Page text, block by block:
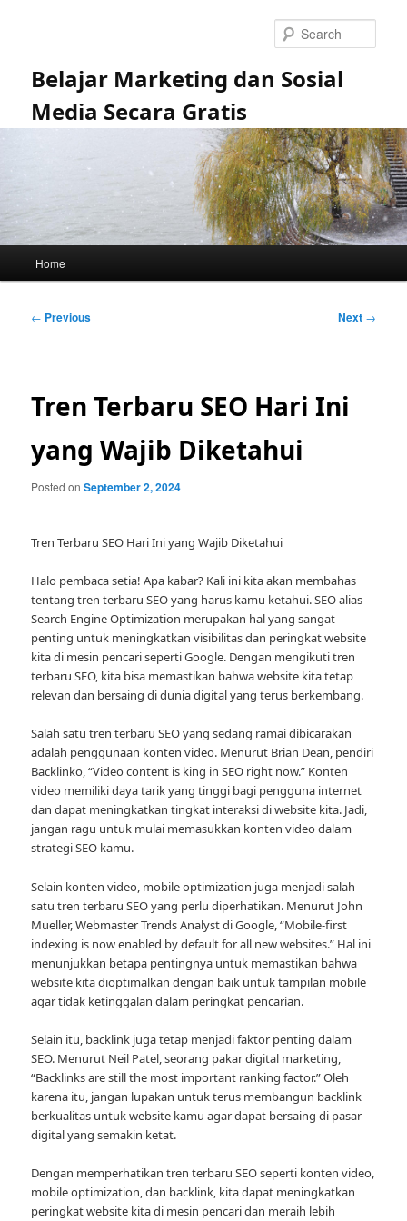
Belajar Marketing dan Sosial
Media Secara Gratis
Home
Post
← Previous Next →
Tren Terbaru SEO Hari Ini
yang Wajib Diketahui
Posted onSeptember 2, 2024
Tren Terbaru SEO Hari Ini yang Wajib Diketahui
Halo pembaca setia! Apa kabar? Kali ini kita akan membahas
tentang tren terbaru SEO yang harus kamu ketahui. SEO alias
Search Engine Optimization merupakan hal yang sangat
penting untuk meningkatkan visibilitas dan peringkat website
kita di mesin pencari seperti Google. Dengan mengikuti tren
terbaru SEO, kita bisa memastikan bahwa website kita tetap
relevan dan bersaing di dunia digital yang terus berkembang.
Salah satu tren terbaru SEO yang sedang ramai dibicarakan
adalah penggunaan konten video. Menurut Brian Dean, pendiri
Backlinko, “Video content is king in SEO right now.” Konten
video memiliki daya tarik yang tinggi bagi pengguna internet
dan dapat meningkatkan tingkat interaksi di website kita. Jadi,
jangan ragu untuk mulai memasukkan konten video dalam
strategi SEO kamu.
Selain konten video, mobile optimization juga menjadi salah
satu tren terbaru SEO yang perlu diperhatikan. Menurut John
Mueller, Webmaster Trends Analyst di Google, “Mobile-first
indexing is now enabled by default for all new websites.” Hal ini
menunjukkan betapa pentingnya untuk memastikan bahwa
website kita dioptimalkan dengan baik untuk tampilan mobile
agar tidak ketinggalan dalam peringkat pencarian.
Selain itu, backlink juga tetap menjadi faktor penting dalam
SEO. Menurut Neil Patel, seorang pakar digital marketing,
“Backlinks are still the most important ranking factor.” Oleh
karena itu, jangan lupakan untuk terus membangun backlink
berkualitas untuk website kamu agar dapat bersaing di pasar
digital yang semakin ketat.
Dengan memperhatikan tren terbaru SEO seperti konten video,
mobile optimization, dan backlink, kita dapat meningkatkan
peringkat website kita di mesin pencari dan meraih lebih